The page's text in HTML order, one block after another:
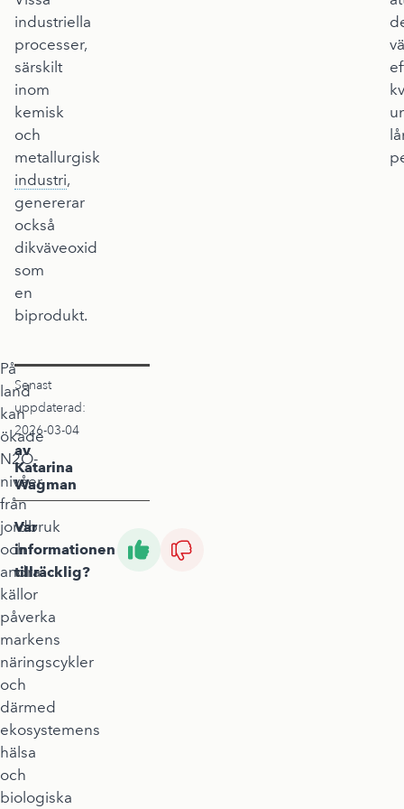
industriella
processer,
särskilt
inom
kemisk
och
metallurgisk
industri,
genererar
också
dikväveoxid
som
en
biprodukt.
På
land
kan
ökade
N2O-
nivåer
från
jordbruk
och
andra
källor
påverka
markens
näringscykler
och
därmed
ekosystemens
hälsa
och
biologiska
Senast
uppdaterad:
2026-03-04
av
Katarina
Wagman
Var
informationen
tillräcklig?